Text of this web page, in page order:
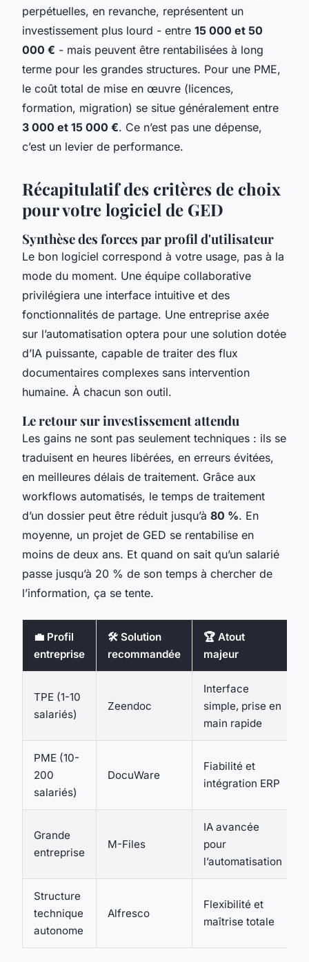
perpétuelles, en revanche, représentent un
investissement plus lourd - entre 15 000 et 50
000 € - mais peuvent être rentabilisées à long
terme pour les grandes structures. Pour une PME,
le coût total de mise en œuvre (licences,
formation, migration) se situe généralement entre
3 000 et 15 000 €. Ce n’est pas une dépense,
c’est un levier de performance.
Récapitulatif des critères de choix
pour votre logiciel de GED
Synthèse des forces par profil d'utilisateur
Le bon logiciel correspond à votre usage, pas à la
mode du moment. Une équipe collaborative
privilégiera une interface intuitive et des
fonctionnalités de partage. Une entreprise axée
sur l’automatisation optera pour une solution dotée
d’IA puissante, capable de traiter des flux
documentaires complexes sans intervention
humaine. À chacun son outil.
Le retour sur investissement attendu
Les gains ne sont pas seulement techniques : ils se
traduisent en heures libérées, en erreurs évitées,
en meilleures délais de traitement. Grâce aux
workflows automatisés, le temps de traitement
d’un dossier peut être réduit jusqu’à 80 %. En
moyenne, un projet de GED se rentabilise en
moins de deux ans. Et quand on sait qu’un salarié
passe jusqu’à 20 % de son temps à chercher de
l’information, ça se tente.
💼 Profil
entreprise
🛠️ Solution
recommandée
🏆 Atout
majeur
TPE (1-10
salariés)
Zeendoc
Interface
simple, prise en
main rapide
PME (10-
200
salariés)
DocuWare
Fiabilité et
intégration ERP
Grande
entreprise
M-Files
IA avancée
pour
l’automatisation
Structure
technique
autonome
Alfresco
Flexibilité et
maîtrise totale